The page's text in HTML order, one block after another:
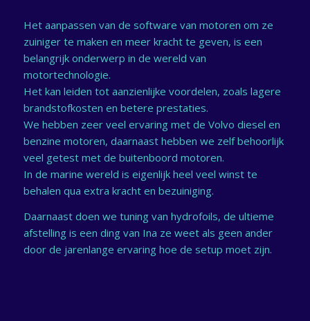
Het aanpassen van de software van motoren om ze
zuiniger te maken en meer kracht te geven, is een
belangrijk onderwerp in de wereld van
motortechnologie.
Het kan leiden tot aanzienlijke voordelen, zoals lagere
brandstofkosten en betere prestaties.
We hebben zeer veel ervaring met de Volvo diesel en
benzine motoren, daarnaast hebben we zelf behoorlijk
veel getest met de buitenboord motoren.
In de marine wereld is eigenlijk heel veel winst te
behalen qua extra kracht en bezuiniging.
Daarnaast doen we tuning van hydrofoils, de ultieme
afstelling is een ding van Ina ze weet als geen ander
door de jarenlange ervaring hoe de setup moet zijn.